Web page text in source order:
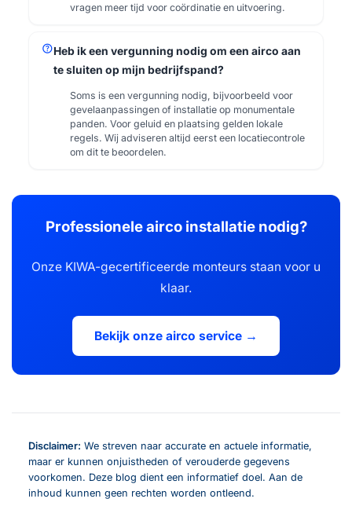
vragen meer tijd voor coördinatie en uitvoering.
helpHeb ik een vergunning nodig om een airco aan
te sluiten op mijn bedrijfspand?
Soms is een vergunning nodig, bijvoorbeeld voor
gevelaanpassingen of installatie op monumentale
panden. Voor geluid en plaatsing gelden lokale
regels. Wij adviseren altijd eerst een locatiecontrole
om dit te beoordelen.
Professionele airco installatie nodig?
Onze KIWA-gecertificeerde monteurs staan voor u
klaar.
Bekijk onze airco service →
Disclaimer: We streven naar accurate en actuele informatie,
maar er kunnen onjuistheden of verouderde gegevens
voorkomen. Deze blog dient een informatief doel. Aan de
inhoud kunnen geen rechten worden ontleend.